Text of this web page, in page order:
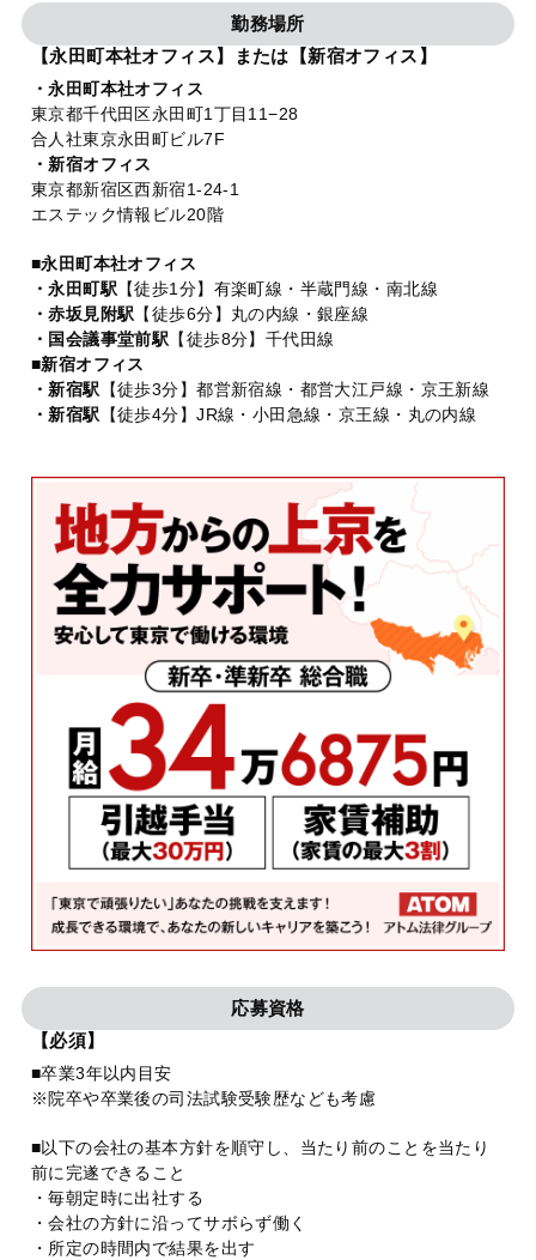
勤務場所
【永田町本社オフィス】または【新宿オフィス】
・永田町本社オフィス
東京都千代田区永田町1丁目11−28
合人社東京永田町ビル7F
・新宿オフィス
東京都新宿区西新宿1-24-1
エステック情報ビル20階
■永田町本社オフィス
・永田町駅 【徒歩1分】有楽町線・半蔵門線・南北線
・赤坂見附駅 【徒歩6分】丸の内線・銀座線
・国会議事堂前駅 【徒歩8分】千代田線
■新宿オフィス
・新宿駅 【徒歩3分】都営新宿線・都営大江戸線・京王新線
・新宿駅 【徒歩4分】JR線・小田急線・京王線・丸の内線
応募資格
【必須】
■卒業3年以内目安
※院卒や卒業後の司法試験受験歴なども考慮
■以下の会社の基本方針を順守し、当たり前のことを当たり
前に完遂できること
・毎朝定時に出社する
・会社の方針に沿ってサボらず働く
・所定の時間内で結果を出す